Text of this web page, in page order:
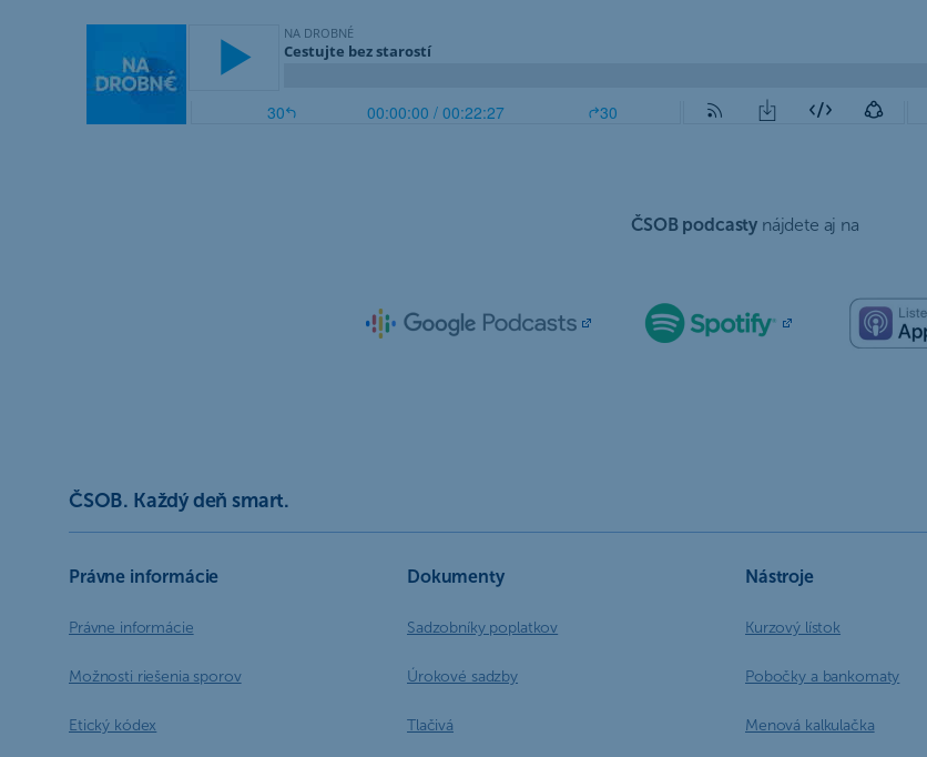
ČSOB podcasty nájdete aj na
ČSOB. Každý deň smart.
Právne informácie
Právne informácie
Možnosti riešenia sporov
Etický kódex
Dokumenty
Sadzobníky poplatkov
Úrokové sadzby
Tlačivá
Nástroje
Kurzový lístok
Pobočky a bankomaty
Menová kalkulačka